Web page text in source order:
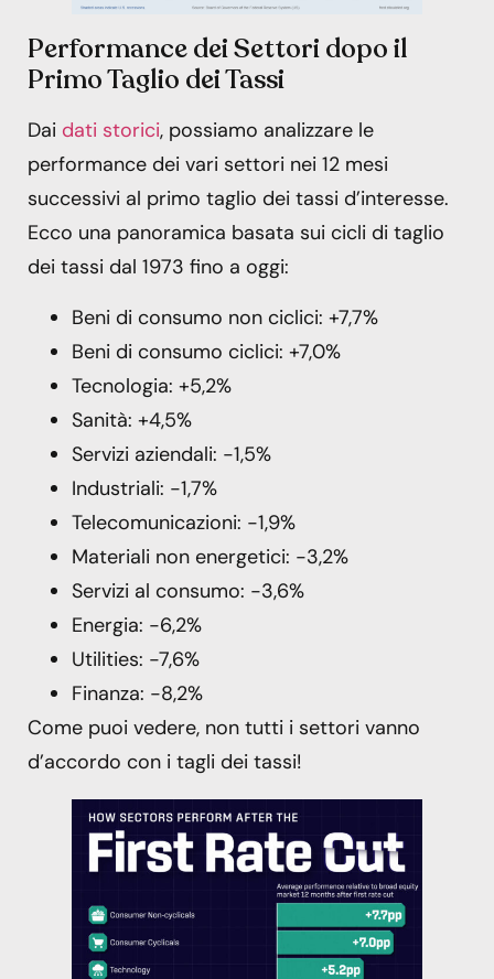
Performance dei Settori dopo il
Primo Taglio dei Tassi
Dai dati storici, possiamo analizzare le
performance dei vari settori nei 12 mesi
successivi al primo taglio dei tassi d’interesse.
Ecco una panoramica basata sui cicli di taglio
dei tassi dal 1973 fino a oggi:
Beni di consumo non ciclici: +7,7%
Beni di consumo ciclici: +7,0%
Tecnologia: +5,2%
Sanità: +4,5%
Servizi aziendali: -1,5%
Industriali: -1,7%
Telecomunicazioni: -1,9%
Materiali non energetici: -3,2%
Servizi al consumo: -3,6%
Energia: -6,2%
Utilities: -7,6%
Finanza: -8,2%
Come puoi vedere, non tutti i settori vanno
d’accordo con i tagli dei tassi!